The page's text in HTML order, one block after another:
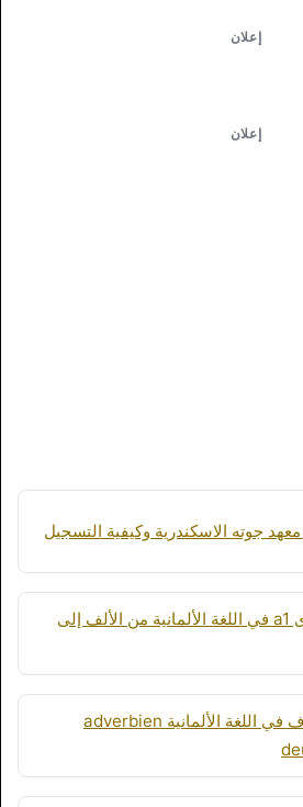
إعلان
إعلان
جوته الاسكندرية وكيفية التسجيل
مستوى a1 في اللغة الألمانية من الألف إلى
الظروف في اللغة الألمانية adverbien